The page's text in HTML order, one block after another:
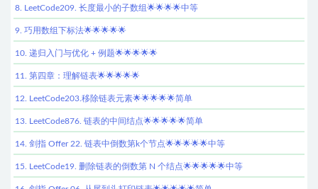
8. LeetCode209. 长度最小的子数组🌟🌟🌟🌟中等
9. 巧用数组下标法🌟🌟🌟🌟🌟
10. 递归入门与优化 + 例题🌟🌟🌟🌟🌟
11. 第四章：理解链表🌟🌟🌟🌟🌟
12. LeetCode203.移除链表元素🌟🌟🌟🌟🌟简单
13. LeetCode876. 链表的中间结点🌟🌟🌟🌟🌟简单
14. 剑指 Offer 22. 链表中倒数第k个节点🌟🌟🌟🌟🌟中等
15. LeetCode19. 删除链表的倒数第 N 个结点🌟🌟🌟🌟🌟中等